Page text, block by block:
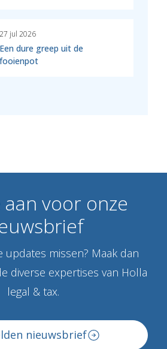
27 jul 2026
Een dure greep uit de
fooienpot
aan voor onze
updates missen? Maak dan
diverse expertises van Holla
legal & tax.
nieuwsbrief